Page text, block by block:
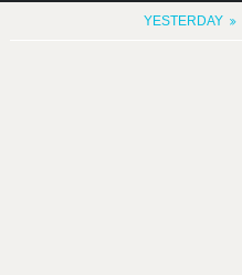
YESTERDAY